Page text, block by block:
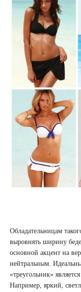
Обладательницам
выровнять ширину
основной акцент на
нейтральным.
«треугольник»
Например, яркий,